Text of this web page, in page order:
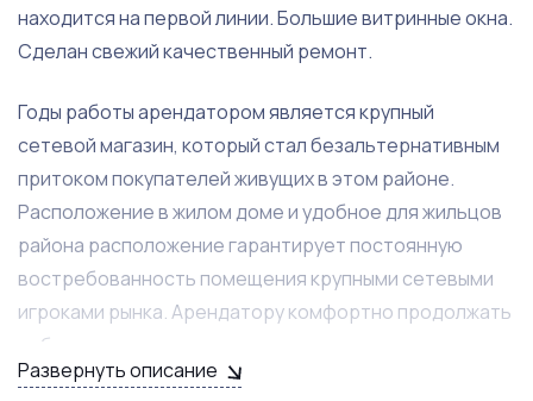
находится на первой линии. Большие витринные окна.
Сделан свежий качественный ремонт.
Годы работы арендатором является крупный
сетевой магазин, который стал безальтернативным
притоком покупателей живущих в этом районе.
Расположение в жилом доме и удобное для жильцов
района расположение гарантирует постоянную
востребованность помещения крупными сетевыми
игроками рынка. Арендатору комфортно продолжать
работать не смотря на ежегодную индексацию
арендной ставки.
Развернуть описание